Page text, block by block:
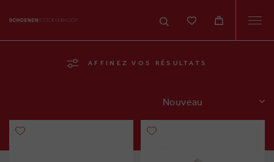
AFFINEZ VOS RÉSULTATS
TRIER